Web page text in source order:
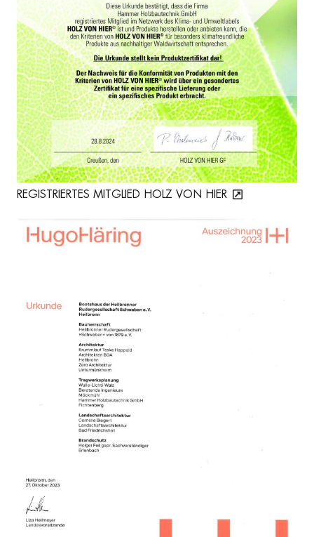
REGISTRIERTES MITGLIED HOLZ VON HIER